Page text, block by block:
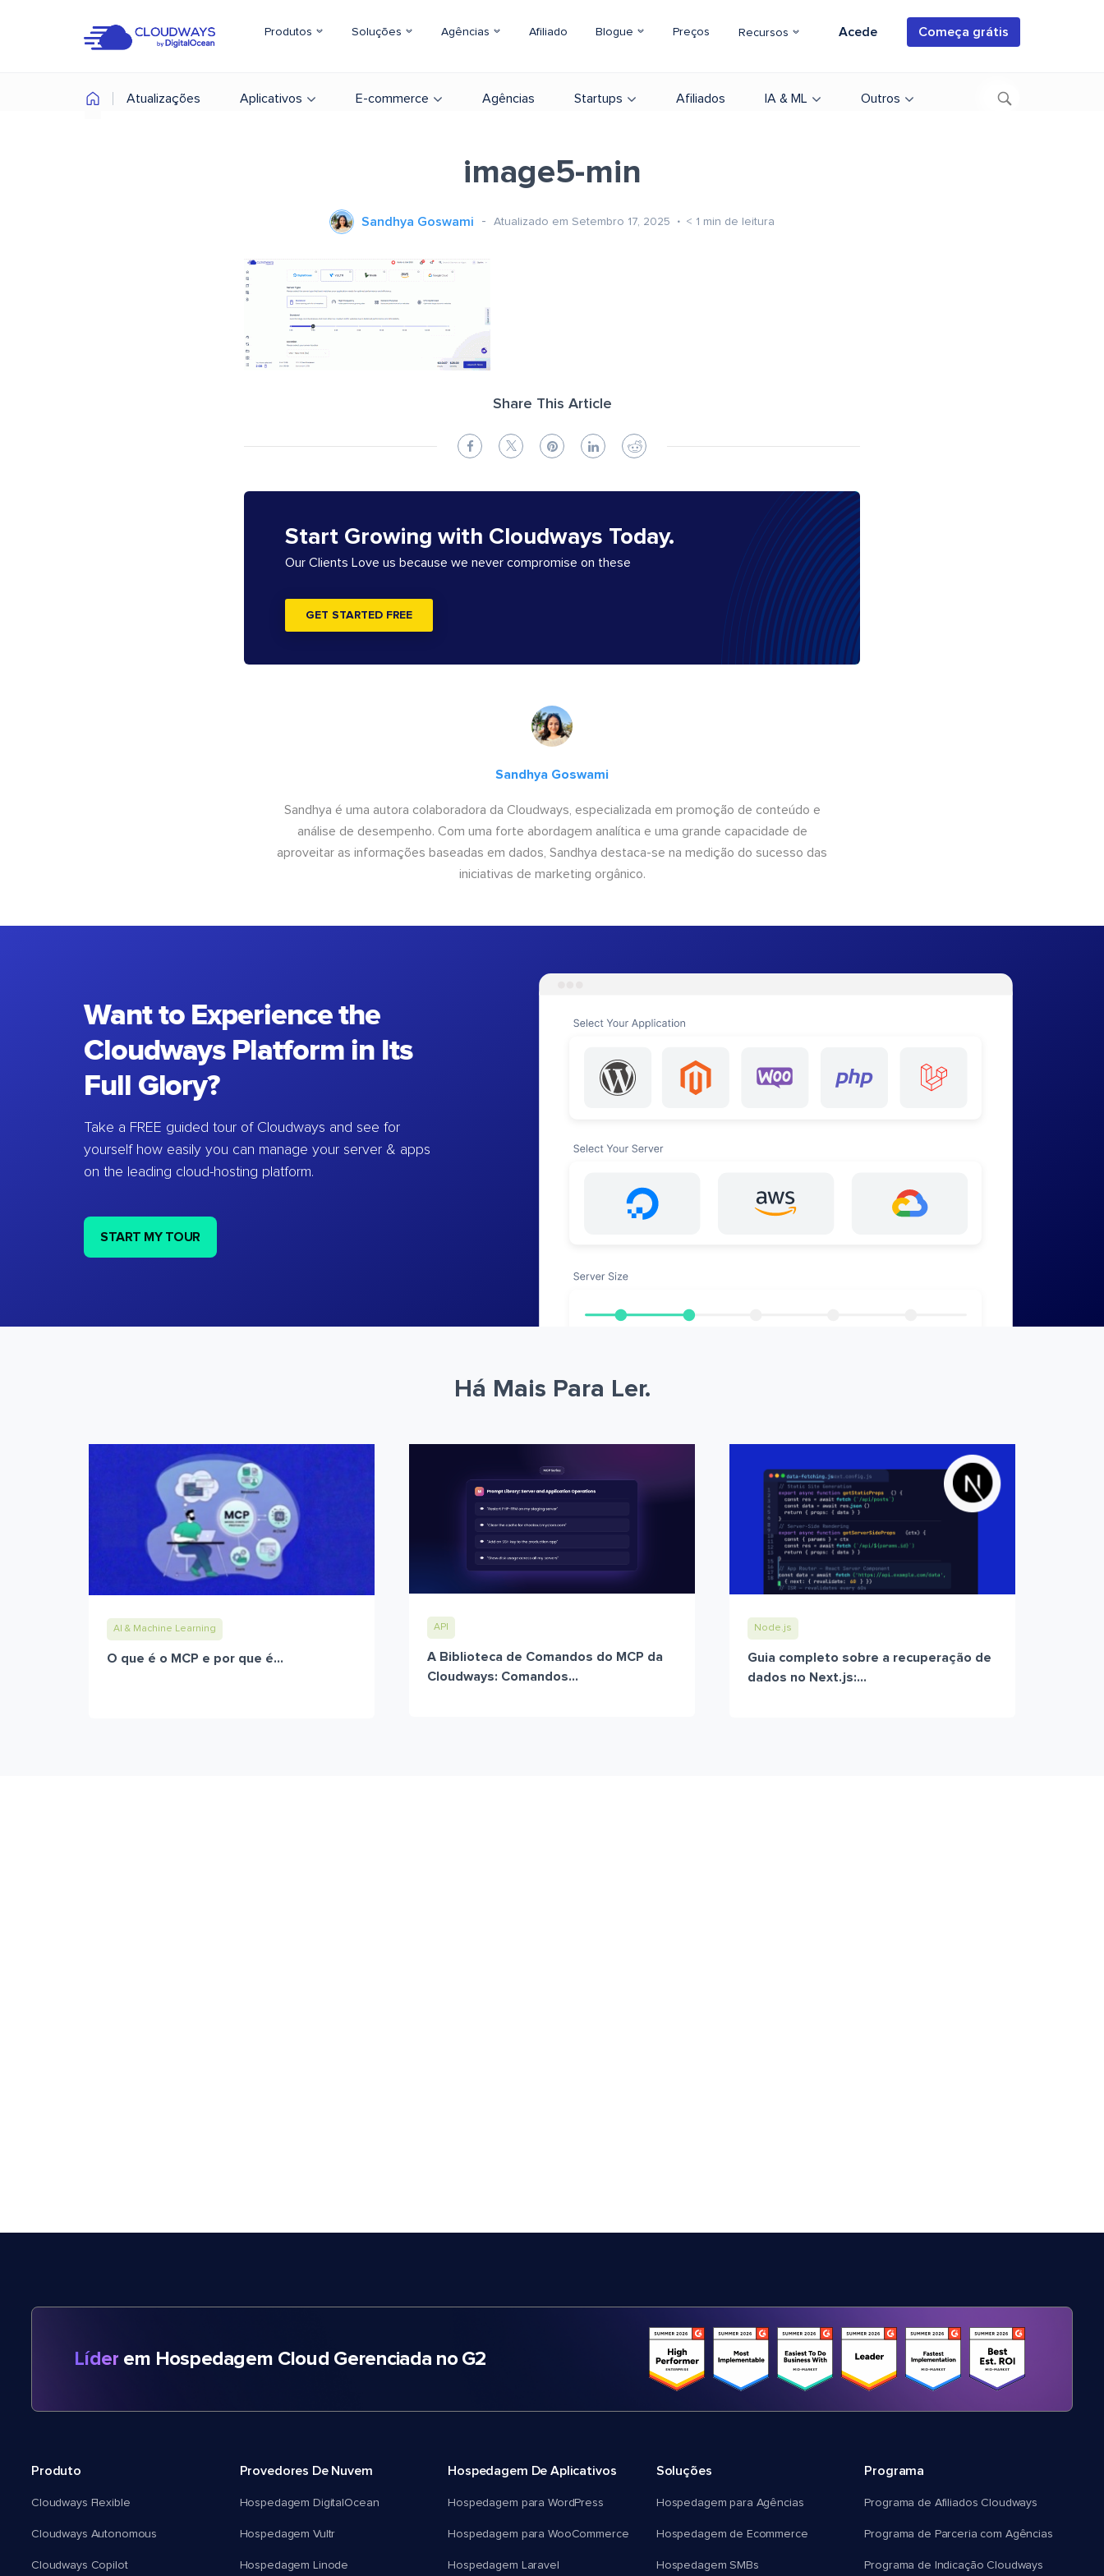
Produtos Soluções Agências Afiliado Blogue Preços Recursos Acede Começa grátis
Atualizações Aplicativos E-commerce Agências Startups Afiliados IA & ML Outros
image5-min
Sandhya Goswami Atualizado em Setembro 17, 2025 < 1 min de leitura
Share This Article
Start Growing with Cloudways Today.
Our Clients Love us because we never compromise on these
GET STARTED FREE
Sandhya Goswami
Sandhya é uma autora colaboradora da Cloudways, especializada em promoção de conteúdo e
análise de desempenho. Com uma forte abordagem analítica e uma grande capacidade de
aproveitar as informações baseadas em dados, Sandhya destaca-se na medição do sucesso das
iniciativas de marketing orgânico.
Want to Experience the
Cloudways Platform in Its
Full Glory?
Take a FREE guided tour of Cloudways and see for
yourself how easily you can manage your server & apps
on the leading cloud-hosting platform.
START MY TOUR
Há Mais Para Ler.
AI & Machine Learning
O que é o MCP e por que é...
API
A Biblioteca de Comandos do MCP da
Cloudways: Comandos...
Node.js
Guia completo sobre a recuperação de
dados no Next.js:...
Líder em Hospedagem Cloud Gerenciada no G2
Produto
Cloudways Flexible
Cloudways Autonomous
Cloudways Copilot
Provedores De Nuvem
Hospedagem DigitalOcean
Hospedagem Vultr
Hospedagem Linode
Hospedagem De Aplicativos
Hospedagem para WordPress
Hospedagem para WooCommerce
Hospedagem Laravel
Soluções
Hospedagem para Agências
Hospedagem de Ecommerce
Hospedagem SMBs
Programa
Programa de Afiliados Cloudways
Programa de Parceria com Agências
Programa de Indicação Cloudways